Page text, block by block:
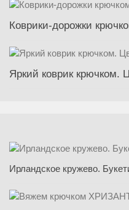
Коврики-дорожки
Яркий коврик крючком.
Ирландское кружево.